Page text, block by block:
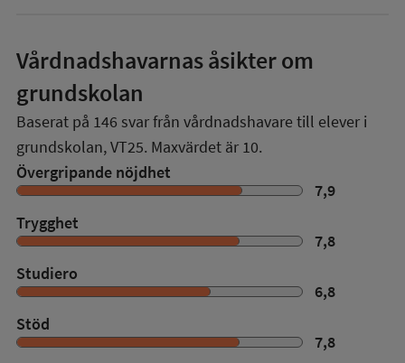
Vårdnadshavarnas åsikter om
grundskolan
Baserat på 146 svar från vårdnadshavare till elever i
grundskolan,VT25. Maxvärdet är 10.
Övergripande nöjdhet
7,9
Trygghet
7,8
Studiero
6,8
Stöd
7,8